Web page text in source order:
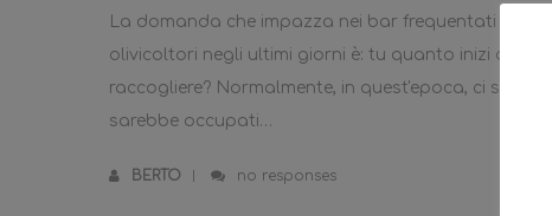
La domanda che impazza nei bar frequentati da
olivicoltori negli ultimi giorni è: tu quanto inizi a
raccogliere? Normalmente, in quest'epoca, ci si
sarebbe occupati…
BERTO no responses